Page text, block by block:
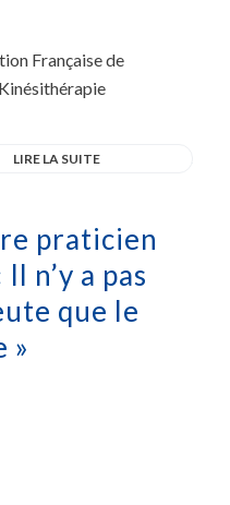
Française de
LIRE LA SUITE
praticien
n’y a pas
que le
»